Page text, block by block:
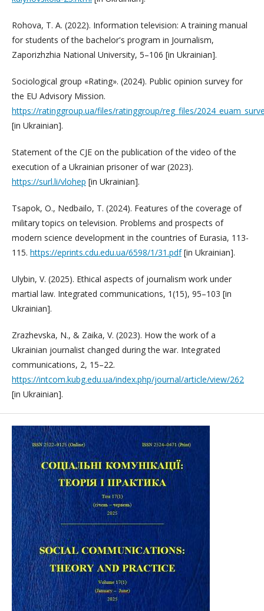
Rohova, T. A. (2022). Information television: A training manual
for students of the bachelor's program in Journalism,
Zaporizhzhia National University, 5–106 [in Ukrainian].
Sociological group «Rating». (2024). Public opinion survey for
the EU Advisory Mission.
https://ratinggroup.ua/files/ratinggroup/reg_files/
[in Ukrainian].
Statement of the CJE on the publication of the video of the
execution of a Ukrainian prisoner of war (2023).
https://surl.li/vlohep [in Ukrainian].
Tsapok, O., Nedbailo, T. (2024). Features of the coverage of
military topics on television. Problems and prospects of
modern science development in the countries of Eurasia, 113-
115. https://eprints.cdu.edu.ua/6598/1/31.pdf[in Ukrainian].
Ulybin, V. (2025). Ethical aspects of journalism work under
martial law. Integrated communications, 1(15), 95–103 [in
Ukrainian].
Zrazhevska, N., & Zaika, V. (2023). How the work of a
Ukrainian journalist changed during the war. Integrated
communications, 2, 15–22.
https://intcom.kubg.edu.ua/index.php/journal/article/view/262
[in Ukrainian].